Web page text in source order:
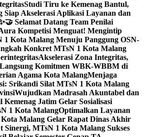
Studi Tiru ke Kemenag Bantul,
Siap Akselerasi Aplikasi Layanan dan
Selamat Datang Team Penilai
Kompetisi Menguat! Mengintip
1 Kota Malang Menuju Panggung OSN-
Konkret MTsN 1 Kota Malang
Akselerasi Zona Integritas,
Komitmen WBK-WBBM di
Agama Kota MalangMenjaga
Srikandi Silat MTsN 1 Kota Malang
Wujudkan Madrasah Akuntabel dan
Jatim Gelar Sosialisasi
1 Kota MalangOptimalkan Layanan
Malang Gelar Rapat Dinas Akhir
Sinergi, MTsN 1 Kota Malang Sukses